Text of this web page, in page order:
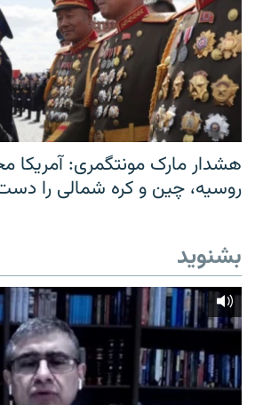
هشدار مارک مونتگمری: آمریکا
روسیه، چین و کره شمالی را
بشنوید